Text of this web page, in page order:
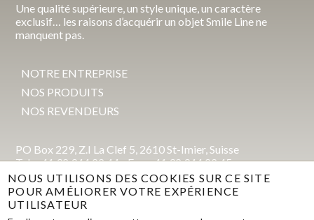
Une qualité supérieure, un style unique, un caractère
exclusif… les raisons d’acquérir un objet Smile Line ne
manquent pas.
NOTRE ENTREPRISE
NOS PRODUITS
NOS REVENDEURS
PO Box 229, Z.I La Clef 5, 2610 St-Imier, Suisse
Tel. +41 32 944 22 44 - Fax +41 32 944 22 45
mail@smileline.ch
NOUS UTILISONS DES COOKIES SUR CE SITE
POUR AMÉLIORER VOTRE EXPÉRIENCE
UTILISATEUR